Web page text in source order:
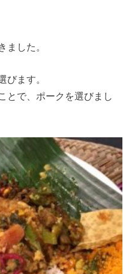
ました。
びます。
とで、ポークを選びまし